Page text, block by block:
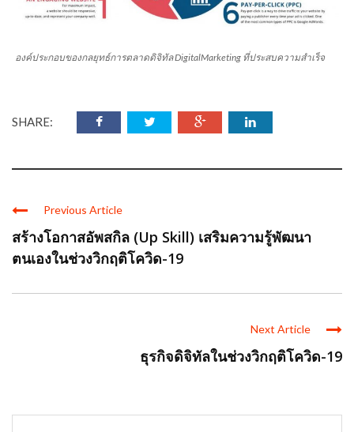
องค์ประกอบของกลยุทธ์การตลาดดิจิทัล DigitalMarketing ที่ประสบความสำเร็จ
SHARE:
Previous Article
สร้างโอกาสอัพสกิล (Up Skill) เสริมความรู้พัฒนา
ตนเองในช่วงวิกฤติโควิด-19
Next Article
ธุรกิจดิจิทัลในช่วงวิกฤติโควิด-19